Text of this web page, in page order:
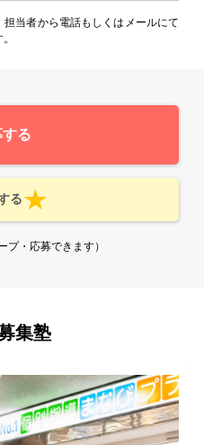
担当者から電話もしくはメールにて
る
る
プ・応募できます）
集塾